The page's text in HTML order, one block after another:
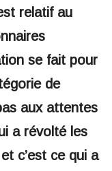
relatif au
se fait pour
de
aux attentes
a révolté les
c’est ce qui a